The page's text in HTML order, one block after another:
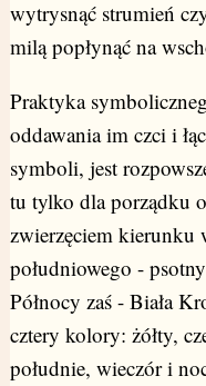
wytrysnąć strumień
milą popłynąć na
Praktyka
oddawania im czci i
symboli, jest
tu tylko dla porządku
zwierzęciem kierunku
południowego -
Północy zaś - Biała
cztery kolory: żółty,
południe, wieczór i